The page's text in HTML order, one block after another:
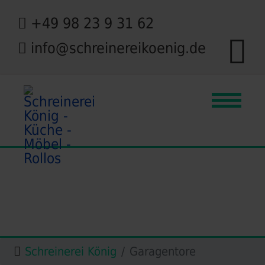
+49 98 23 9 31 62
info@schreinereikoenig.de
Schreinerei König Garagentore